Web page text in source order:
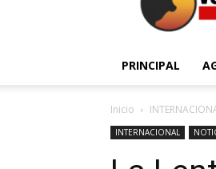
Los
Toros
PRINCIPAL
Inicio
INTERNACIONAL